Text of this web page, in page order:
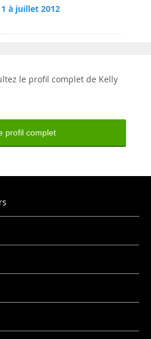
à juillet 2012
le profil complet de Kelly
profil complet